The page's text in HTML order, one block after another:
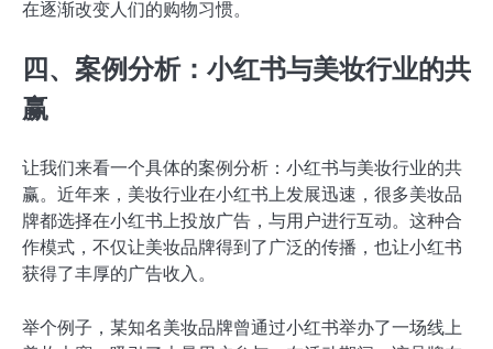
在逐渐改变人们的购物习惯。
四、案例分析：小红书与美妆行业的共
赢
让我们来看一个具体的案例分析：小红书与美妆行业的共
赢。近年来，美妆行业在小红书上发展迅速，很多美妆品
牌都选择在小红书上投放广告，与用户进行互动。这种合
作模式，不仅让美妆品牌得到了广泛的传播，也让小红书
获得了丰厚的广告收入。
举个例子，某知名美妆品牌曾通过小红书举办了一场线上